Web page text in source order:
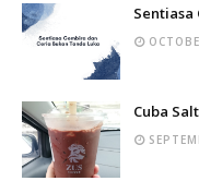
Sentiasa
Cuba